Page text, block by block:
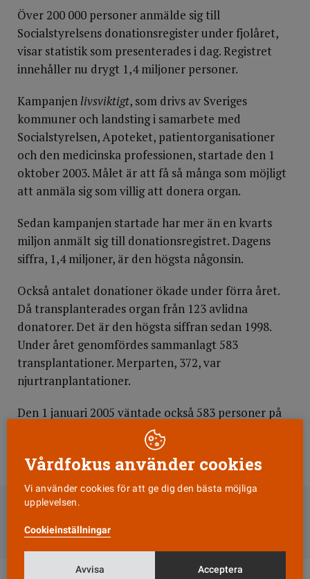
Över 200 000 personer anmälde sig till
Socialstyrelsens donationsregister under fjolåret,
visar statistik som presenterades i dag. Registret
innehåller nu drygt 1,4 miljoner personer.
Kampanjen livsviktigt, som drivs av Sveriges
kommuner och landsting i samarbete med
Socialstyrelsen, Apoteket, patientorganisationer
och den medicinska professionen, startade den 1
oktober 2003. Målet är att få så många som möjligt
att anmäla sig som villig att donera organ.
Sedan kampanjen startade har mer än en kvarts
miljon anmält sig till donationsregistret. Dagens
siffra, 1,4 miljoner, är den högsta någonsin.
Också antalet donationer ökade under förra året.
Då transplanterades organ från 123 avlidna
donatorer. Det är den högsta siffran sedan 1998.
Under året genomfördes sammanlagt 583
transplantationer. Merparten, 372, var
njurtranplantationer.
Den 1 januari 2005 väntade också 583 personer på
ett nytt (i några fall flera nya) organ. De allra flesta
(517) väntade på en ny njure.
DELA
Till Vårdfokus startsida
Vårdfokus använder cookies
Vi använder cookies för att ge dig den bästa möjliga
upplevelsen.
Cookieinställningar
Avvisa Acceptera